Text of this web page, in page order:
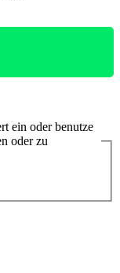
ein oder benutze
oder zu